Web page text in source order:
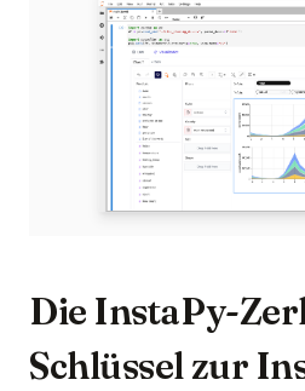
Die InstaPy-
Schlüssel zur